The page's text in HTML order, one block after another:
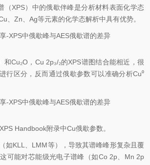
（XPS）中的俄歇伴峰是分析材料表面化学态
、Zn、Ag等元素的化学态解析中具有优势。
和Cu₂O，Cu 2p₃/₂的XPS谱图结合能相近，很
行区分，反而通过俄歇参数可以准确分析Cu⁰
Handbook附录中Cu俄歇参数。
如KLL、LMM等），导致其谱峰峰形复杂且覆
可能对芯能级光电子谱峰（如Co 2p、Mn 2p